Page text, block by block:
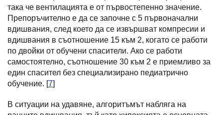
така че вентилацията е от първостепенно значение.
Препоръчително е да се започне с 5 първоначални
вдишвания, след което да се извършват компресии и
вдишвания в съотношение 15 към 2, когато се работи
по двойки от обучени спасители. Ако се работи
самостоятелно, съотношение 30 към 2 е приемливо за
един спасител без специализирано педиатрично
обучение. [7]
В ситуации на удавяне, алгоритъмът набляга на